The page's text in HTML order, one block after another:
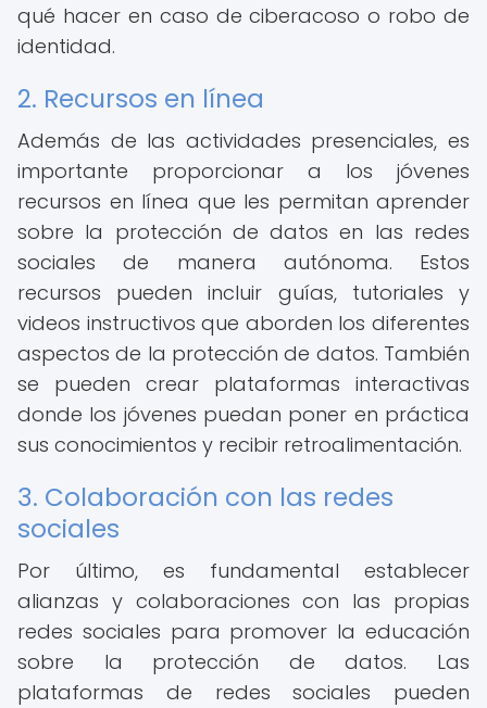
qué hacer en caso de ciberacoso o robo de
identidad.
2. Recursos en línea
Además de las actividades presenciales, es
importante proporcionar a los jóvenes
recursos en línea que les permitan aprender
sobre la protección de datos en las redes
sociales de manera autónoma. Estos
recursos pueden incluir guías, tutoriales y
videos instructivos que aborden los diferentes
aspectos de la protección de datos. También
se pueden crear plataformas interactivas
donde los jóvenes puedan poner en práctica
sus conocimientos y recibir retroalimentación.
3. Colaboración con las redes
sociales
Por último, es fundamental establecer
alianzas y colaboraciones con las propias
redes sociales para promover la educación
sobre la protección de datos. Las
plataformas de redes sociales pueden